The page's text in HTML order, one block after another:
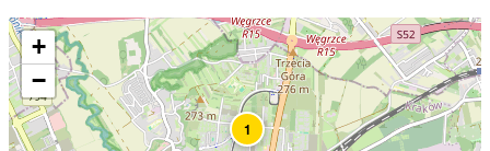
1
+
−